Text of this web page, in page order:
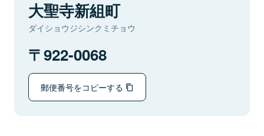
大聖寺新組町
ダイショウジシンクミチョウ
922-0068
郵便番号をコピーする